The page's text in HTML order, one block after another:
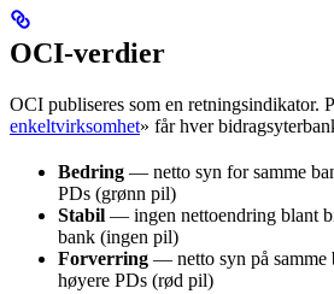
OCI-verdier
OCI publiseres som en retningsindikator.
enkeltvirksomhet» får hver
Bedring — netto syn for samme
PDs (grønn pil)
Stabil — ingen nettoendring blant
bank (ingen pil)
Forverring — netto syn på samme
høyere PDs (rød pil)